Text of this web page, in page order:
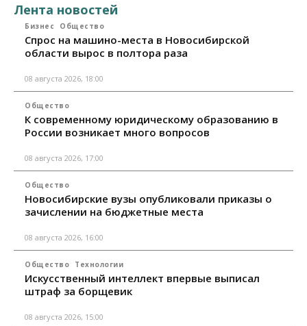
Лента новостей
Бизнес Общество
Спрос на машино-места в Новосибирской
области вырос в полтора раза
08 августа 2026, 18:00
Общество
К современному юридическому образованию в
России возникает много вопросов
08 августа 2026, 17:00
Общество
Новосибирские вузы опубликовали приказы о
зачислении на бюджетные места
08 августа 2026, 16:00
Общество Технологии
Искусственный интеллект впервые выписал
штраф за борщевик
08 августа 2026, 15:00